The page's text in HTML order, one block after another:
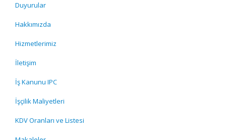
Duyurular
Hakkımızda
Hizmetlerimiz
İletişim
İş Kanunu IPC
İşçilik Maliyetleri
KDV Oranları ve Listesi